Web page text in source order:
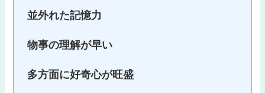
並外れた記憶力
物事の理解が早い
多方面に好奇心が旺盛